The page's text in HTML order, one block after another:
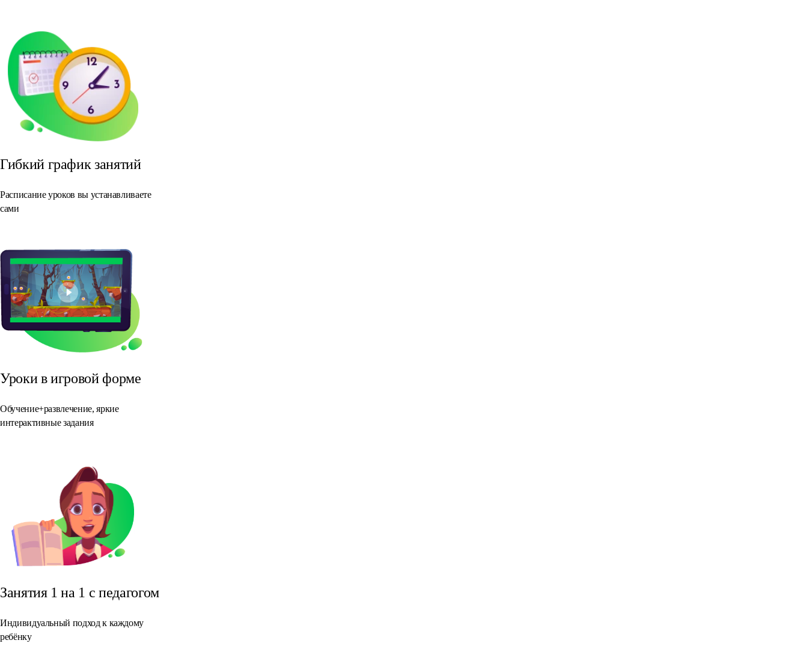
Гибкий график занятий
Расписание уроков вы устанавливаете
сами
Уроки в игровой форме
Обучение+развлечение, яркие
интерактивные задания
Занятия 1 на 1 с педагогом
Индивидуальный подход к каждому
ребёнку